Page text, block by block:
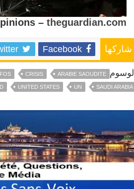
– theguardian.com
شاركها Facebook
ARABIE SAOUDITE
CRISIS
SAUDI ARABIA
UN
UNITED STATES